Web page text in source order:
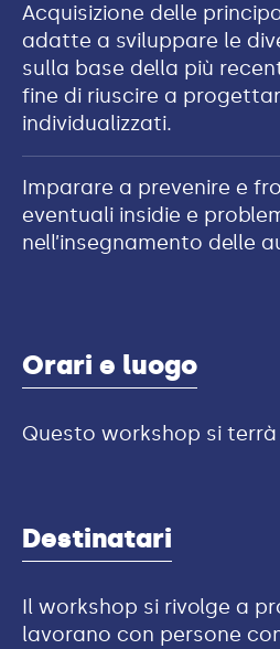
Acquisizione delle
adatte a sviluppare le
sulla base della più
fine di riuscire a
individualizzati.
Imparare a prevenire e
eventuali insidie e
nell’insegnamento delle
Orari e luogo
Questo workshop si
Destinatari
Il workshop si rivolge a
lavorano con persone